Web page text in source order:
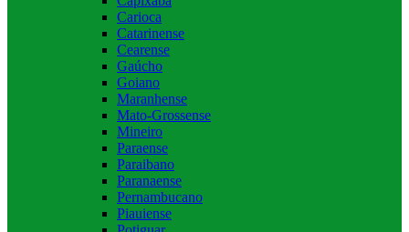
Carioca
Catarinense
Cearense
Gaúcho
Goiano
Maranhense
Mato-Grossense
Mineiro
Paraense
Paraibano
Paranaense
Pernambucano
Piauiense